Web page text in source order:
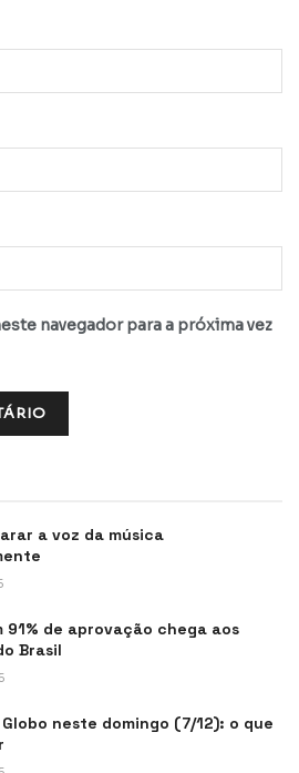
navegador para a próxima vez
a voz da música
91% de aprovação chega aos
Brasil
Globo neste domingo (7/12): o que